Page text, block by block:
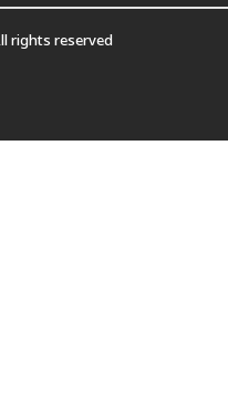
rights reserved